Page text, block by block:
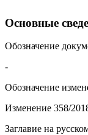
Основные
Обозначение
-
Обозначение
Изменение 358/
Заглавие на